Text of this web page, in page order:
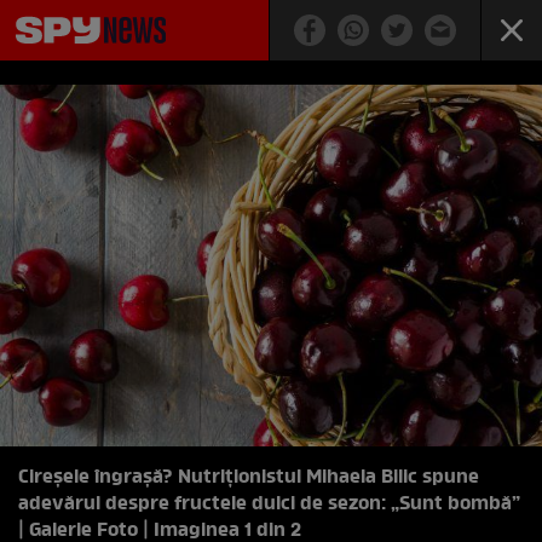
Cireșele îngrașă? Nutriționistul Mihaela Bilic spune
adevărul despre fructele dulci de sezon: „Sunt bombă”
| Galerie Foto | Imaginea 1 din 2